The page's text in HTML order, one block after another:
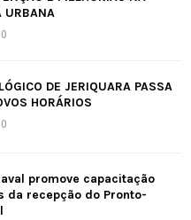
URBANA
0
DE JERIQUARA PASSA
HORÁRIOS
0
promove capacitação
da recepção do Pronto-